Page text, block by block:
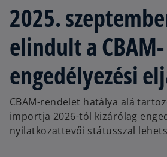
2025.
elindult a CBAM-
engedélyezési
CBAM-rendelet hatálya alá
importja 2026-tól kizárólag
nyilatkozattevői státusszal